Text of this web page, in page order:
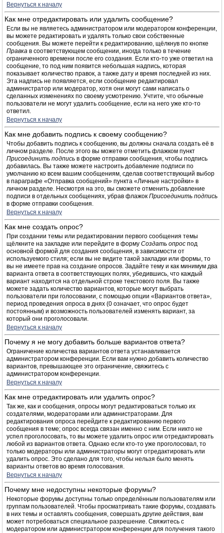
Вернуться к началу
Как мне отредактировать или удалить сообщение?
Если вы не являетесь администратором или модератором конференции,
вы можете редактировать и удалять только свои собственные
сообщения. Вы можете перейти к редактированию, щёлкнув по кнопке
Правка в соответствующем сообщении, иногда только в течение
ограниченного времени после его создания. Если кто-то уже ответил на
сообщение, то под ним появится небольшая надпись, которая
показывает количество правок, а также дату и время последней из них.
Эта надпись не появляется, если сообщение редактировал
администратор или модератор, хотя они могут сами написать о
сделанных изменениях по своему усмотрению. Учтите, что обычные
пользователи не могут удалить сообщение, если на него уже кто-то
ответил.
Вернуться к началу
Как мне добавить подпись к своему сообщению?
Чтобы добавить подпись к сообщению, вы должны сначала создать её в
личном разделе. После этого вы можете отметить флажком пункт
Присоединить подпись в форме отправки сообщения, чтобы подпись
добавилась. Вы также можете настроить добавление подписи по
умолчанию ко всем вашим сообщениям, сделав соответствующий выбор
в параграфе «Отправка сообщений» пункта «Личные настройки» в
личном разделе. Несмотря на это, вы сможете отменить добавление
подписи в отдельных сообщениях, убрав флажок Присоединить подпись
в форме отправки сообщения.
Вернуться к началу
Как мне создать опрос?
При создании темы или редактировании первого сообщения темы
щёлкните на закладке или перейдите в форму Создать опрос под
основной формой для создания сообщения, в зависимости от
используемого стиля; если вы не видите такой закладки или формы, то
вы не имеете прав на создание опросов. Задайте тему и как минимум два
варианта ответа в соответствующих полях, убедившись, что каждый
вариант находится на отдельной строке текстового поля. Вы также
можете задать количество вариантов, которые могут выбрать
пользователи при голосовании, с помощью опции «Вариантов ответа»,
период проведения опроса в днях (0 означает, что опрос будет
постоянным) и возможность пользователей изменять вариант, за
который они проголосовали.
Вернуться к началу
Почему я не могу добавить больше вариантов ответа?
Ограничение количества вариантов ответа устанавливается
администратором конференции. Если вам нужно добавить количество
вариантов, превышающее это ограничение, свяжитесь с
администратором конференции.
Вернуться к началу
Как мне отредактировать или удалить опрос?
Так же, как и сообщения, опросы могут редактироваться только их
создателями, модераторами или администраторами. Для
редактирования опроса перейдите к редактированию первого
сообщения в теме; опрос всегда связан именно с ним. Если никто не
успел проголосовать, то вы можете удалить опрос или отредактировать
любой из вариантов ответа. Однако если кто-то уже проголосовал, то
только модераторы или администраторы могут отредактировать или
удалить опрос. Это сделано для того, чтобы нельзя было менять
варианты ответов во время голосования.
Вернуться к началу
Почему мне недоступны некоторые форумы?
Некоторые форумы доступны только определённым пользователям или
группам пользователей. Чтобы просматривать такие форумы, создавать
в них темы и оставлять сообщения, совершать другие действия, вам
может потребоваться специальное разрешение. Свяжитесь с
модератором или администратором конференции для получения такого